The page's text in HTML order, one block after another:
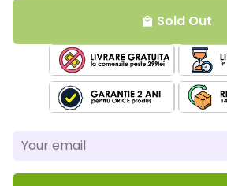
local_mall Sold Out